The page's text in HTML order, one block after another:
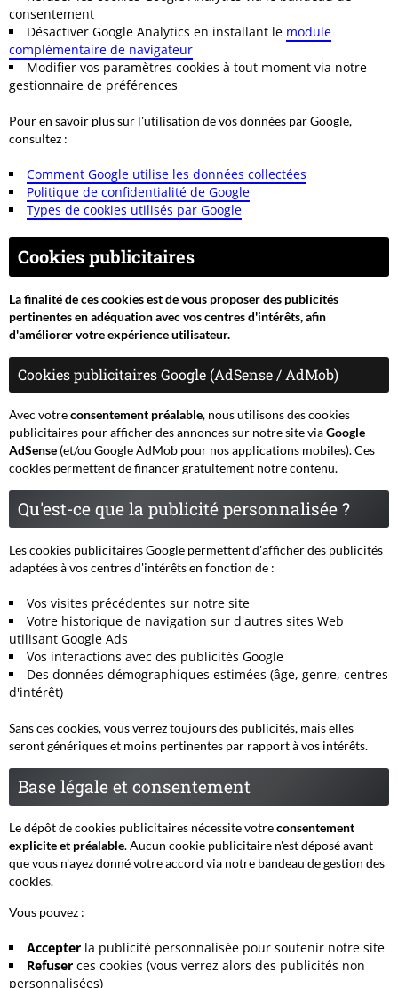
consentement
Désactiver Google Analytics en installant le module
complémentaire de navigateur
Modifier vos paramètres cookies à tout moment via notre
gestionnaire de préférences
Pour en savoir plus sur l'utilisation de vos données par Google,
consultez :
Comment Google utilise les données collectées
Politique de confidentialité de Google
Types de cookies utilisés par Google
Cookies publicitaires
La finalité de ces cookies est de vous proposer des publicités
pertinentes en adéquation avec vos centres d'intérêts, afin
d'améliorer votre expérience utilisateur.
Cookies publicitaires Google (AdSense / AdMob)
Avec votreconsentement préalable, nous utilisons des cookies
publicitaires pour afficher des annonces sur notre site viaGoogle
AdSense (et/ou Google AdMob pour nos applications mobiles). Ces
cookies permettent de financer gratuitement notre contenu.
Qu'est-ce que la publicité personnalisée ?
Les cookies publicitaires Google permettent d'afficher des publicités
adaptées à vos centres d'intérêts en fonction de :
Vos visites précédentes sur notre site
Votre historique de navigation sur d'autres sites Web
utilisant Google Ads
Vos interactions avec des publicités Google
Des données démographiques estimées (âge, genre, centres
d'intérêt)
Sans ces cookies, vous verrez toujours des publicités, mais elles
seront génériques et moins pertinentes par rapport à vos intérêts.
Base légale et consentement
Le dépôt de cookies publicitaires nécessite votreconsentement
explicite et préalable. Aucun cookie publicitaire n'est déposé avant
que vous n'ayez donné votre accord via notre bandeau de gestion des
cookies.
Vous pouvez :
Accepter la publicité personnalisée pour soutenir notre site
Refuser ces cookies (vous verrez alors des publicités non
personnalisées)